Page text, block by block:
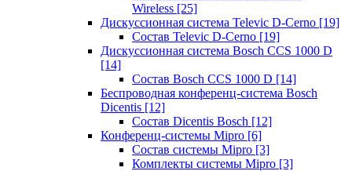
Wireless [25]
Дискуссионная система Televic D-Cerno [19]
Состав Televic D-Cerno [19]
Дискуссионная система Bosch CCS 1000 D
[14]
Состав Bosch CCS 1000 D [14]
Беспроводная конференц-система Bosch
Dicentis [12]
Состав Dicentis Bosch [12]
Конференц-системы Mipro [6]
Состав системы Mipro [3]
Комплекты системы Mipro [3]